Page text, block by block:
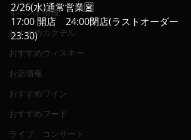
イベント情報
おすすめカクテル
おすすめウィスキー
お店情報
おすすめワイン
おすすめフード
ライブ、コンサート
2/26(水)通常営業🈺
17:00 開店　24:00閉店(ラストオーダー
23:30)